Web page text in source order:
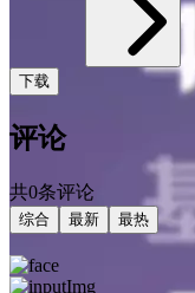
下载
评论
共0条评论
综合 最新 最热